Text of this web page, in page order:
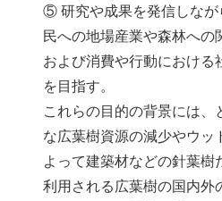
⑤ 研究や成果を発信しなが
民への地場産業や森林への
および消費や行動における
を目指す。
これらの目的の背景には、
な広葉樹資源の減少やウッ
よって建築材などの針葉樹
利用される広葉樹の国内外